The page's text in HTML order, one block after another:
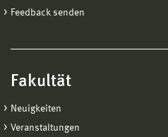
Feedback senden
Fakultät
Neuigkeiten
Veranstaltungen